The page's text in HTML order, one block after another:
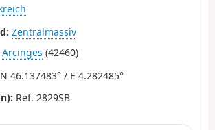
Zentralmassiv
Arcinges (42460)
N 46.137483° / E 4.282485°
Ref. 2829SB